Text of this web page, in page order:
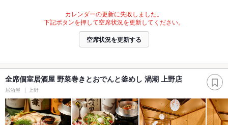
カレンダーの更新に失敗しました。
下記ボタンを押して空席状況を更新してください。
空席状況を更新する
全席個室居酒屋 野菜巻きとおでんと釜めし 渦潮 上野店
居酒屋 上野